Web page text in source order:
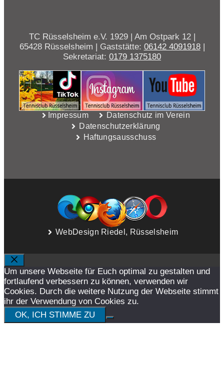
TC Rüsselsheim e.V. 1929 | Am Ostpark 12 |
65428 Rüsselsheim | Gaststätte: 06142 4091918|
Sekretariat: 0179 1375180
Impressum
Datenschutz im Verein
Datenschutzerklärung
Haftungsausschuss
WebDesign Riedel, Rüsselsheim
SCHLIESSEN
Um unsere Webseite für Euch optimal zu gestalten und
fortlaufend verbessern zu können, verwenden wir
Cookies. Durch die weitere Nutzung der Webseite stimmt
ihr der Verwendung von Cookies zu.
OK, ICH STIMME ZU